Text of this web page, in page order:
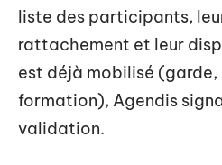
liste des participants,
rattachement et leur
est déjà mobilisé (garde,
formation), Agendis
validation.